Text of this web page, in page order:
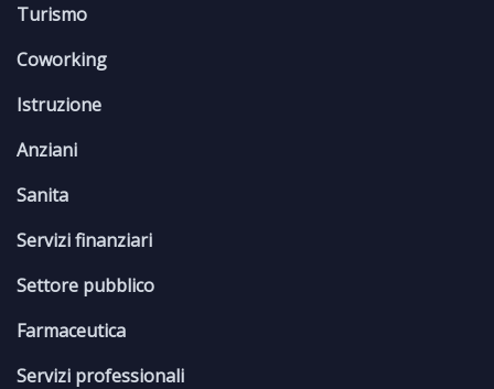
Turismo
Coworking
Istruzione
Anziani
Sanita
Servizi finanziari
Settore pubblico
Farmaceutica
Servizi professionali